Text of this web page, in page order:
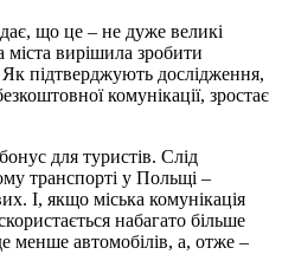
що це – не дуже великі
міста вирішила зробити
підтверджують дослідження,
комунікації, зростає
для туристів. Слід
транспорті у Польщі –
І, якщо міська комунікація
набагато більше
менше автомобілів, а, отже –